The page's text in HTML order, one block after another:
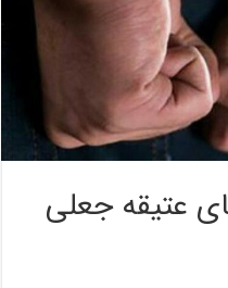
عتیقه جعلی